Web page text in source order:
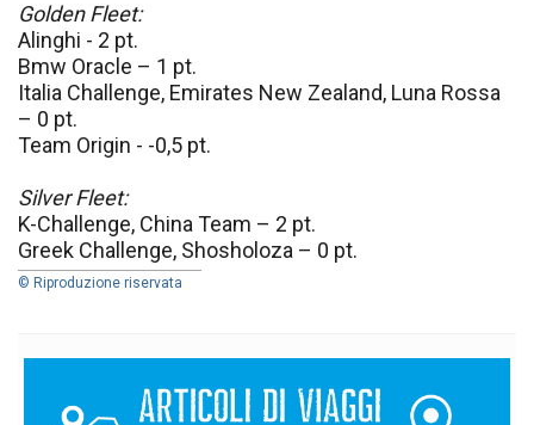
Golden Fleet:
Alinghi - 2 pt.
Bmw Oracle – 1 pt.
Italia Challenge, Emirates New Zealand, Luna Rossa
– 0 pt.
Team Origin - -0,5 pt.
Silver Fleet:
K-Challenge, China Team – 2 pt.
Greek Challenge, Shosholoza – 0 pt.
© Riproduzione riservata